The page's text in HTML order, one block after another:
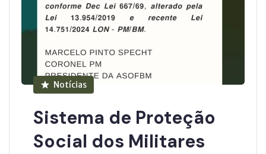
Notícias
Sistema de Proteção
Social dos Militares